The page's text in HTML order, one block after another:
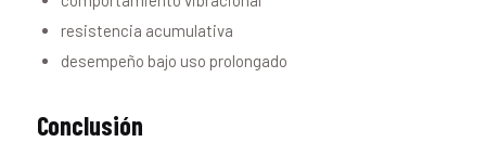
resistencia acumulativa
desempeño bajo uso prolongado
Conclusión